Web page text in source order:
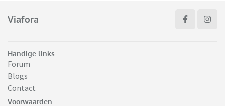
Viafora
Handige links
Forum
Blogs
Contact
Voorwaarden